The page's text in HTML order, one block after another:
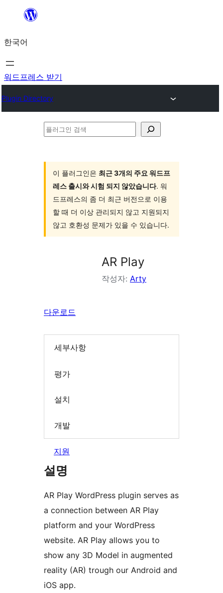
츠
로
바
가
한국어
워드프레스 받기
Plugin Directory
플
이 플러그인은 최근 3개의 주요 워드프
레스 출시와 시험 되지 않았습니다. 워
드프레스의 좀 더 최근 버전으로 이용
할 때 더 이상 관리되지 않고 지원되지
않고 호환성 문제가 있을 수 있습니다.
AR Play
작성자: Arty
다운로드
세부사항
평가
설치
개발
지원
설명
AR Play WordPress plugin serves as
a connection between AR Play
platform and your WordPress
website. AR Play allows you to
show any 3D Model in augmented
reality (AR) trough our Android and
iOS app.